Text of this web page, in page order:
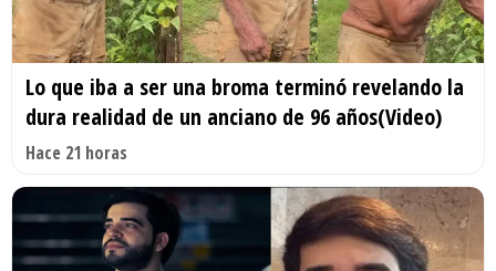
Lo que iba a ser una broma terminó revelando la
dura realidad de un anciano de 96 años(Video)
Hace 21 horas